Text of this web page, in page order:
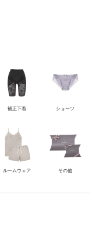
補正下着 ショーツ
ルームウェア その他